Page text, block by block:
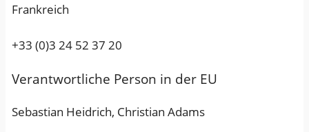
Frankreich
+33 (0)3 24 52 37 20
Verantwortliche Person in der EU
Sebastian Heidrich, Christian Adams